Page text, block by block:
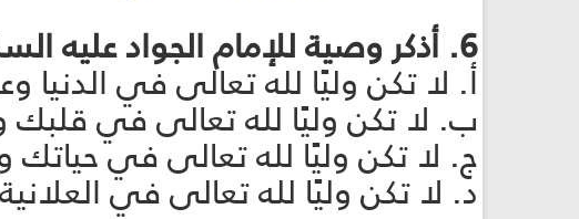
6. أذكر وصية للإمام الجواد عليه السلام؟
أ. لا تكن وليًا لله تعالى في الدنيا
ب. لا تكن وليًا لله تعالى في
ج. لا تكن وليًا لله تعالى في
د. لا تكن وليًا لله تعالى في